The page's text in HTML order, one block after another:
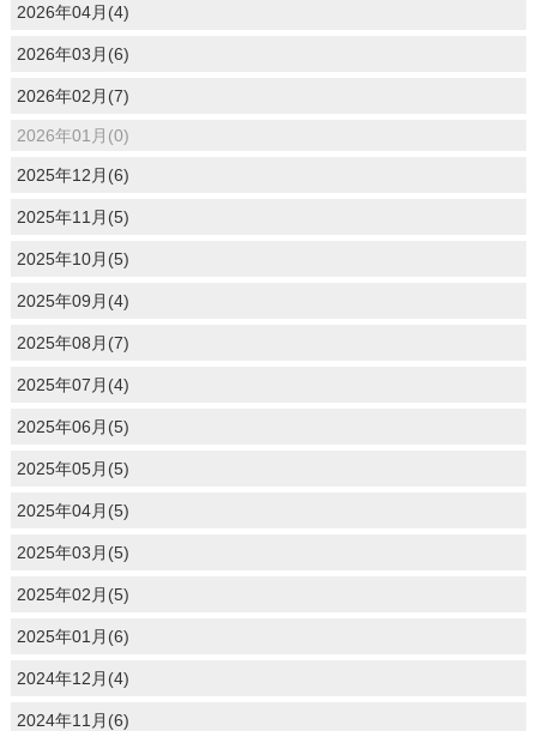
2026年04月(4)
2026年03月(6)
2026年02月(7)
2026年01月(0)
2025年12月(6)
2025年11月(5)
2025年10月(5)
2025年09月(4)
2025年08月(7)
2025年07月(4)
2025年06月(5)
2025年05月(5)
2025年04月(5)
2025年03月(5)
2025年02月(5)
2025年01月(6)
2024年12月(4)
2024年11月(6)